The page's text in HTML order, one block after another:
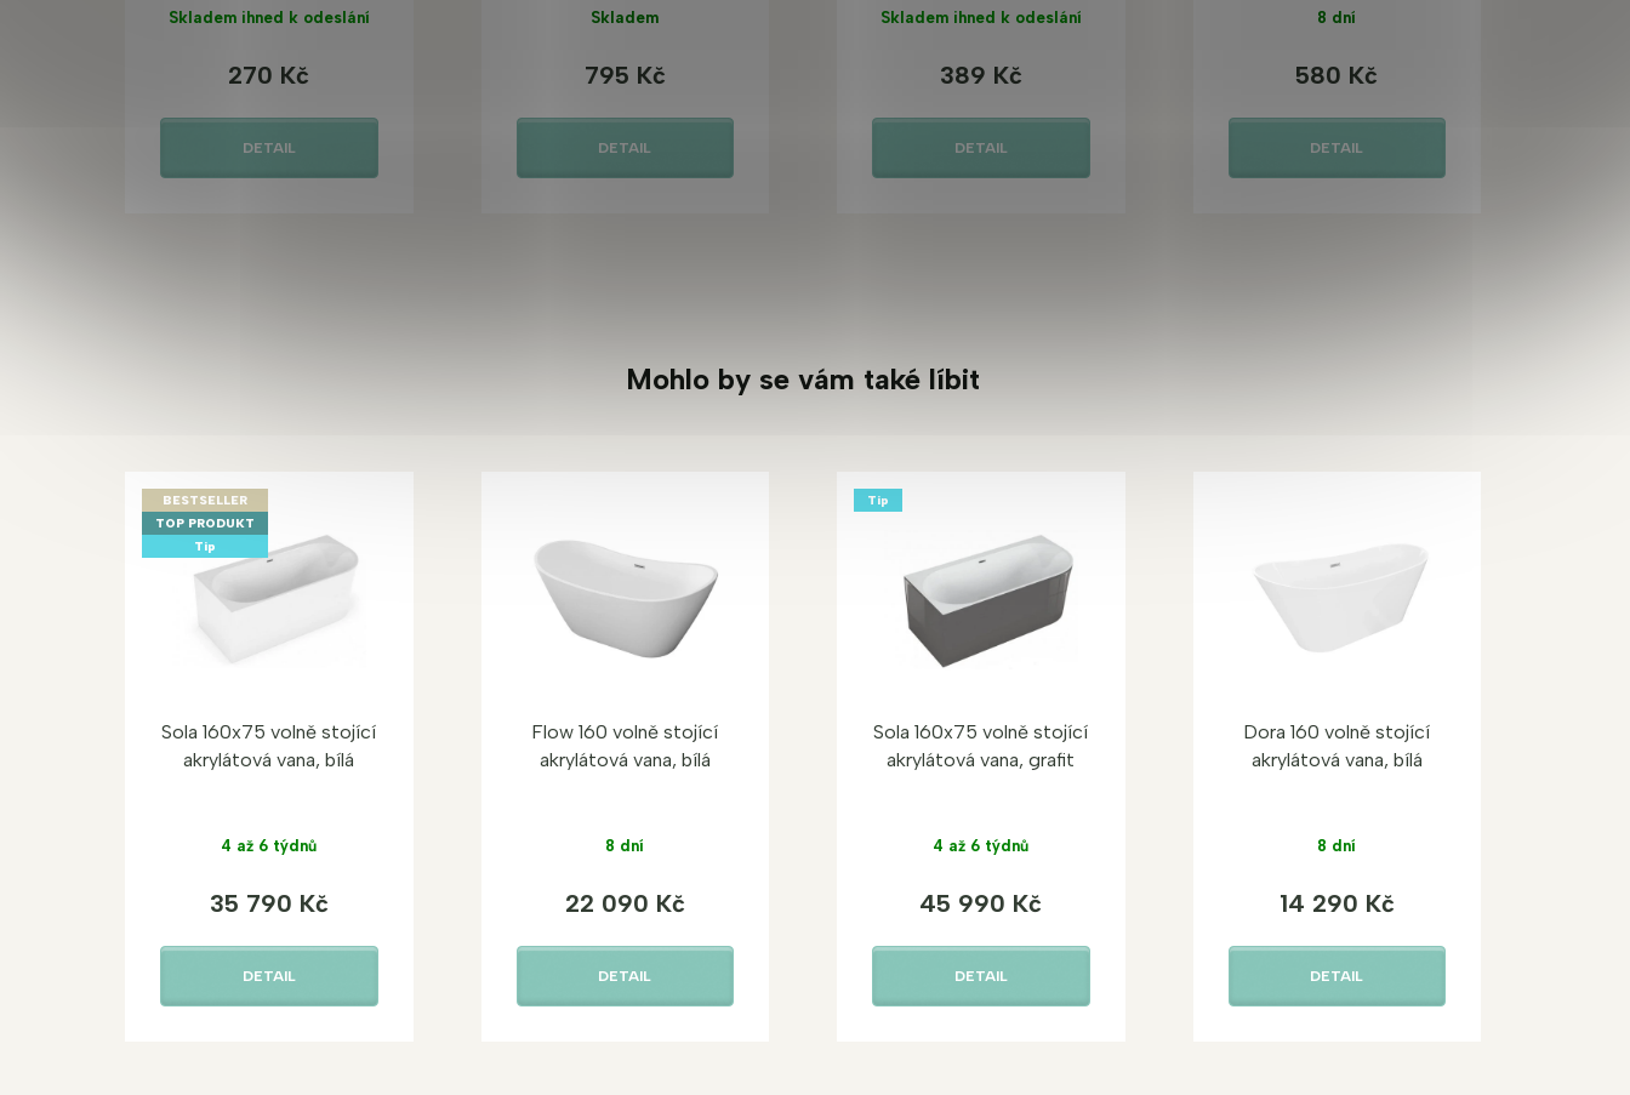
Skladem ihned k odeslání
270 Kč
DETAIL
Skladem
795 Kč
DETAIL
Skladem ihned k odeslání
389 Kč
DETAIL
8 dní
580 Kč
DETAIL
Mohlo by se vám také líbit
BESTSELLER
TOP PRODUKT
Tip
Sola 160x75 volně stojící
akrylátová vana, bílá
4 až 6 týdnů
35 790 Kč
DETAIL
Flow 160 volně stojící
akrylátová vana, bílá
8 dní
22 090 Kč
DETAIL
Tip
Sola 160x75 volně stojící
akrylátová vana, grafit
4 až 6 týdnů
45 990 Kč
DETAIL
Dora 160 volně stojící
akrylátová vana, bílá
8 dní
14 290 Kč
DETAIL